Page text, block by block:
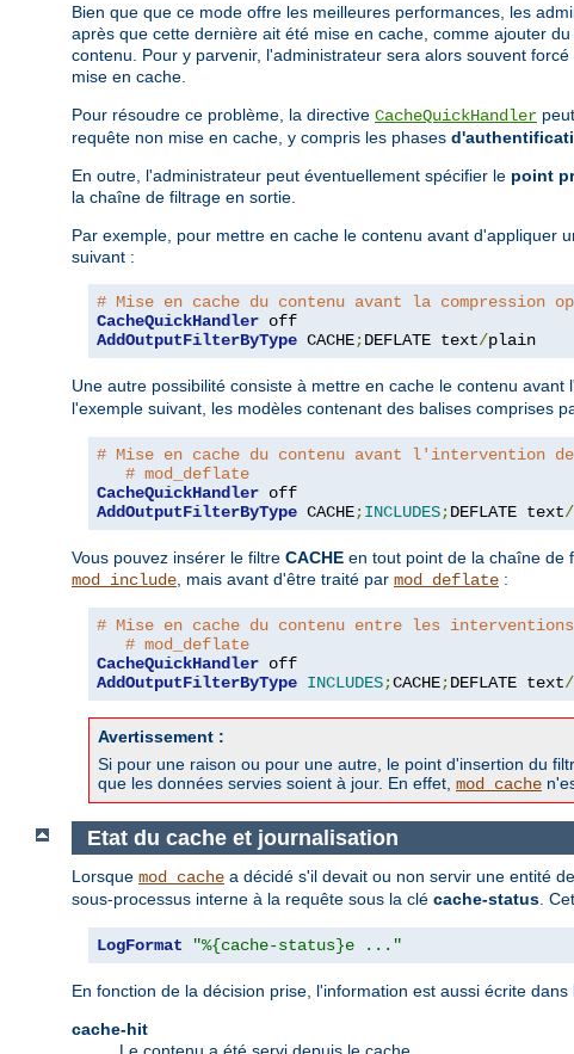
Bien que que ce mode offre les meilleures performances, les
après que cette dernière ait été mise en cache, comme ajouter
contenu. Pour y parvenir, l'administrateur sera alors souvent
mise en cache.
Pour résoudre ce problème, la directive CacheQuickHandler
requête non mise en cache, y compris les phases
En outre, l'administrateur peut éventuellement spécifier le point
la chaîne de filtrage en sortie.
Par exemple, pour mettre en cache le contenu avant d'appliquer
suivant :
# Mise en cache du contenu avant la compression
CacheQuickHandler
AddOutputFilterByType CACHE;DEFLATE text/plain
Une autre possibilité consiste à mettre en cache le contenu avant
l'exemple suivant, les modèles contenant des balises comprises
# Mise en cache du contenu avant l'intervention
# mod_deflate
CacheQuickHandler
AddOutputFilterByType CACHE;INCLUDES;DEFLATE text/
Vous pouvez insérer le filtre CACHE en tout point de la chaîne de
mod_include , mais avant d'être traité par mod_deflate :
# Mise en cache du contenu entre les
# mod_deflate
CacheQuickHandler
AddOutputFilterByType INCLUDES;CACHE;DEFLATE text/
Avertissement :
Si pour une raison ou pour une autre, le point d'insertion du
que les données servies soient à jour. En effet, mod_cache
Etat du cache et journalisation
Lorsque mod_cache a décidé s'il devait ou non servir une entité
sous-processus interne à la requête sous la clé cache-status.
LogFormat "%{cache-status}e ..."
En fonction de la décision prise, l'information est aussi écrite
cache-hit